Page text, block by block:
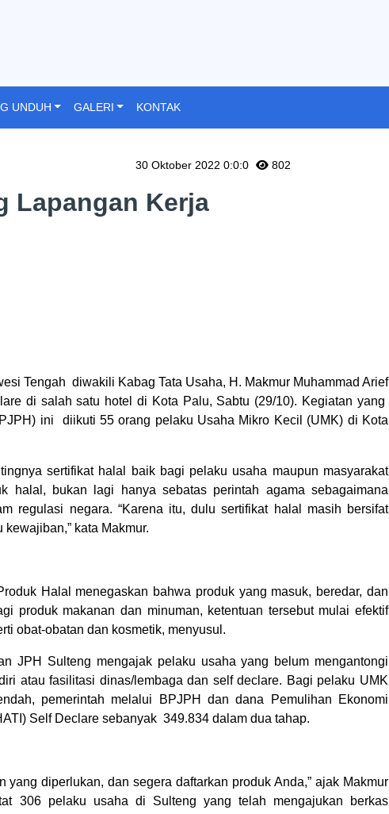
UNDUH GALERI KONTAK
30 Oktober 2022 0:0:0 802
Lapangan Kerja
Tengah diwakili Kabag Tata Usaha, H. Makmur Muhammad Arief
di salah satu hotel di Kota Palu, Sabtu (29/10). Kegiatan yang
ini diikuti 55 orang pelaku Usaha Mikro Kecil (UMK) di Kota
sertifikat halal baik bagi pelaku usaha maupun masyarakat
halal, bukan lagi hanya sebatas perintah agama sebagaimana
regulasi negara. “Karena itu, dulu sertifikat halal masih bersifat
kata Makmur.
Halal menegaskan bahwa produk yang masuk, beredar, dan
produk makanan dan minuman, ketentuan tersebut mulai efektif
obat-obatan dan kosmetik, menyusul.
JPH Sulteng mengajak pelaku usaha yang belum mengantongi
atau fasilitasi dinas/lembaga dan self declare. Bagi pelaku UMK
pemerintah melalui BPJPH dan dana Pemulihan Ekonomi
Self Declare sebanyak 349.834 dalam dua tahap.
diperlukan, dan segera daftarkan produk Anda,” ajak Makmur
306 pelaku usaha di Sulteng yang telah mengajukan berkas